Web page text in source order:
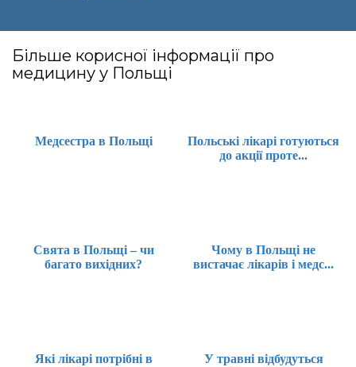
Більше корисної інформації про
медицину у Польщі
Медсестра в Польщі
Польські лікарі готуються
до акції проте...
Свята в Польщі – чи
багато вихідних?
Чому в Польщі не
вистачає лікарів і медс...
Які лікарі потрібні в
У травні відбудуться